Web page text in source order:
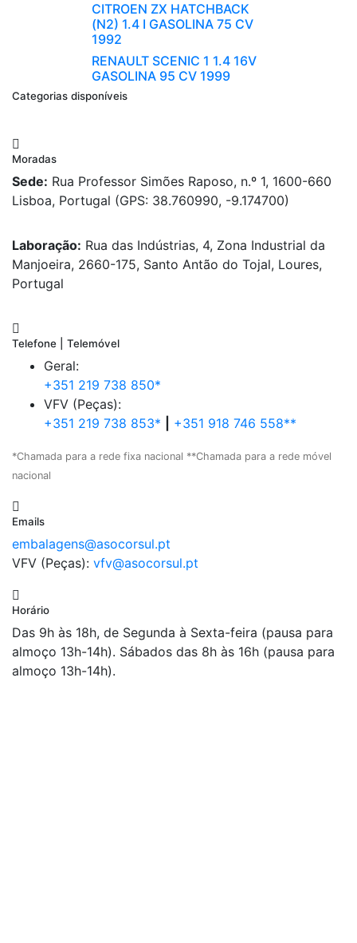
CITROEN ZX HATCHBACK
(N2) 1.4 I GASOLINA 75 CV
1992
RENAULT SCENIC 1 1.4 16V
GASOLINA 95 CV 1999
Categorias disponíveis
Moradas
Sede: Rua Professor Simões Raposo, n.º 1, 1600-660
Lisboa, Portugal (GPS: 38.760990, -9.174700)
Laboração: Rua das Indústrias, 4, Zona Industrial da
Manjoeira, 2660-175, Santo Antão do Tojal, Loures,
Portugal
Telefone | Telemóvel
Geral:
+351 219 738 850*
VFV (Peças):
+351 219 738 853*
+351 918 746 558**
*Chamada para a rede fixa nacional **Chamada para a rede móvel
nacional
Emails
embalagens@asocorsul.pt
VFV (Peças): vfv@asocorsul.pt
Horário
Das 9h às 18h, de Segunda à Sexta-feira (pausa para
almoço 13h-14h). Sábados das 8h às 16h (pausa para
almoço 13h-14h).